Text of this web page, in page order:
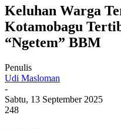
Keluhan Warga
Kotamobagu
“Ngetem” BBM
Penulis
Udi Masloman
-
Sabtu, 13 September 2025
248